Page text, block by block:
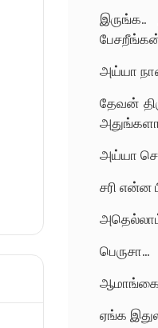
இருங்க..
அய்யா
தேவன்
அய்யா
சரி என்ன
பெருசா...
ஏங்க